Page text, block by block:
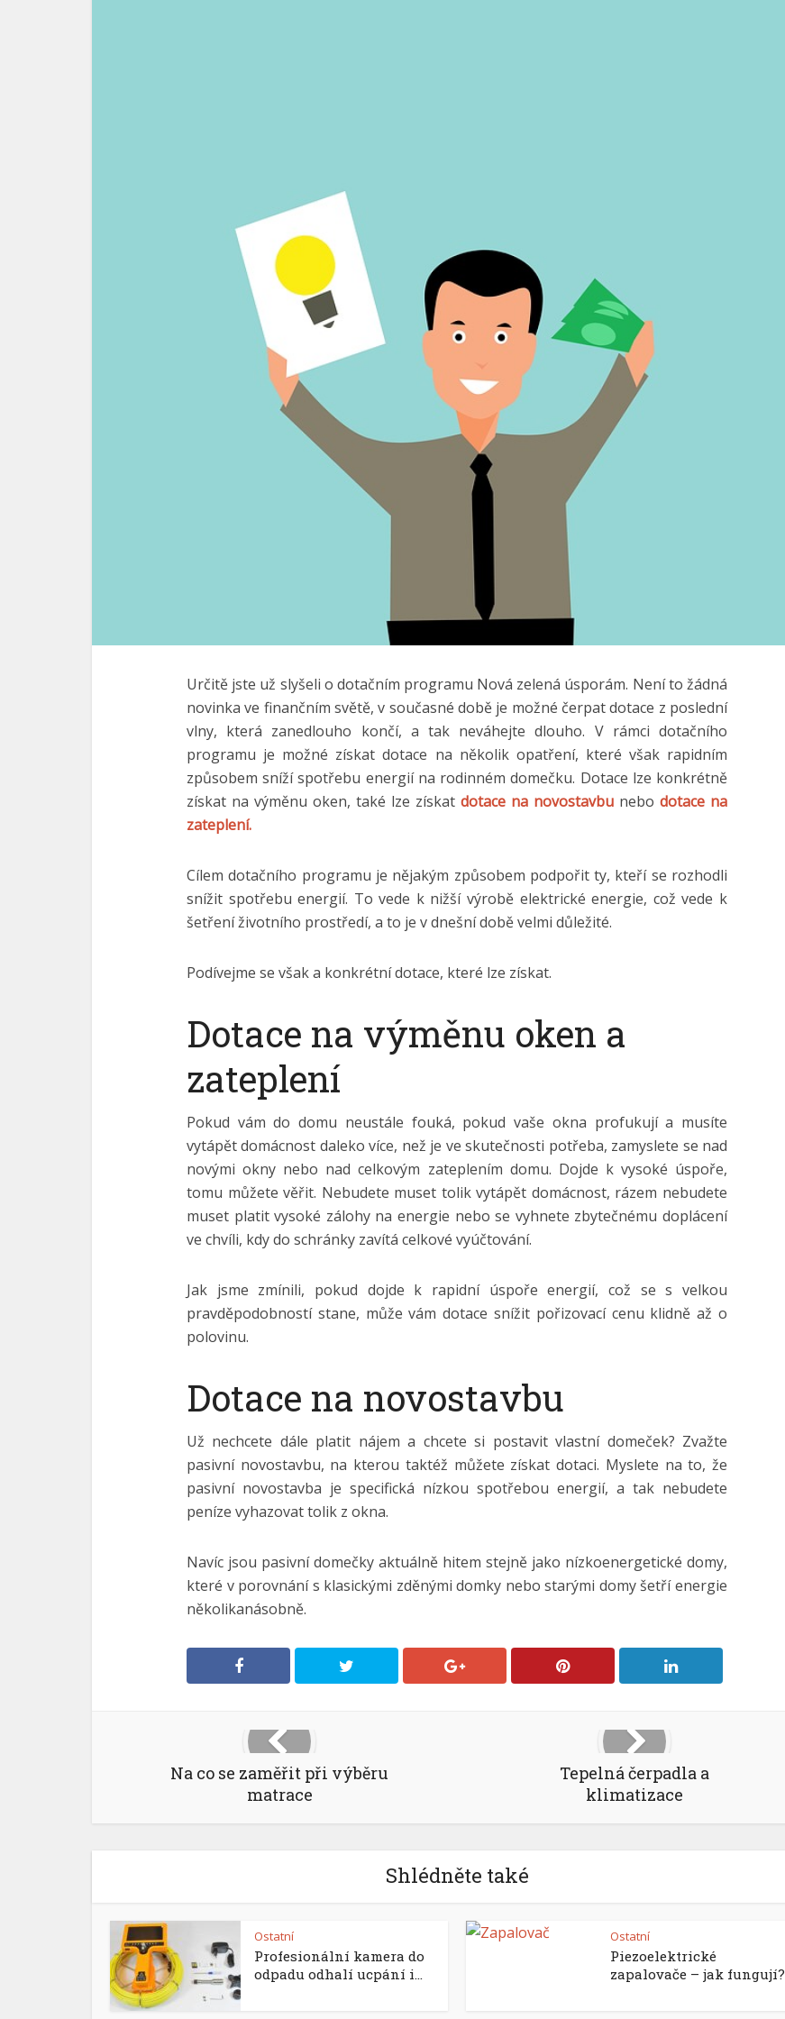
Určitě jste už slyšeli o dotačním programu Nová zelená úsporám. Není to žádná
novinka ve finančním světě, v současné době je možné čerpat dotace z poslední
vlny, která zanedlouho končí, a tak neváhejte dlouho. V rámci dotačního
programu je možné získat dotace na několik opatření, které však rapidním
způsobem sníží spotřebu energií na rodinném domečku. Dotace lze konkrétně
získat na výměnu oken, také lze získat dotace na novostavbu nebo dotace na
zateplení.
Cílem dotačního programu je nějakým způsobem podpořit ty, kteří se rozhodli
snížit spotřebu energií. To vede k nižší výrobě elektrické energie, což vede k
šetření životního prostředí, a to je v dnešní době velmi důležité.
Podívejme se však a konkrétní dotace, které lze získat.
Dotace na výměnu oken a
zateplení
Pokud vám do domu neustále fouká, pokud vaše okna profukují a musíte
vytápět domácnost daleko více, než je ve skutečnosti potřeba, zamyslete se nad
novými okny nebo nad celkovým zateplením domu. Dojde k vysoké úspoře,
tomu můžete věřit. Nebudete muset tolik vytápět domácnost, rázem nebudete
muset platit vysoké zálohy na energie nebo se vyhnete zbytečnému doplácení
ve chvíli, kdy do schránky zavítá celkové vyúčtování.
Jak jsme zmínili, pokud dojde k rapidní úspoře energií, což se s velkou
pravděpodobností stane, může vám dotace snížit pořizovací cenu klidně až o
polovinu.
Dotace na novostavbu
Už nechcete dále platit nájem a chcete si postavit vlastní domeček? Zvažte
pasivní novostavbu, na kterou taktéž můžete získat dotaci. Myslete na to, že
pasivní novostavba je specifická nízkou spotřebou energií, a tak nebudete
peníze vyhazovat tolik z okna.
Navíc jsou pasivní domečky aktuálně hitem stejně jako nízkoenergetické domy,
které v porovnání s klasickými zděnými domky nebo starými domy šetří energie
několikanásobně.
Na co se zaměřit při výběru
matrace
Tepelná čerpadla a
klimatizace
Shlédněte také
Ostatní
Profesionální kamera do
odpadu odhalí ucpání i...
Ostatní
Piezoelektrické
zapalovače – jak fungují?